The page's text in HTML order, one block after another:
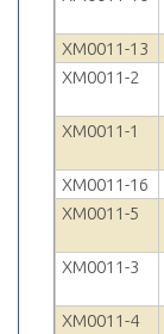
XM0011-13
XM0011-2
XM0011-1
XM0011-16
XM0011-5
XM0011-3
XM0011-4